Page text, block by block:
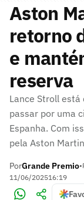
Aston
retorno
e
reserva
Lance Stroll está
passar por uma
Espanha. Com
pela Aston Martin
PorGrande Premio•
11/06/202516:19